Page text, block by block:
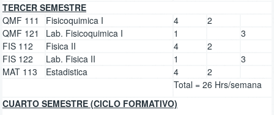
TERCER SEMESTRE
QMF 111
Fisicoquimica I 4
2
QMF 121
Lab. Fisicoquimica I 1
3
FIS 112
Fisica II 4
2
FIS 122
Lab. Fisica II 1
3
MAT 113
Estadistica 4
2
Total = 26 Hrs/semana
CUARTO SEMESTRE (CICLO FORMATIVO)